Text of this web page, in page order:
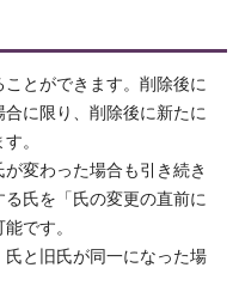
ことができます。削除後に
に限り、削除後に新たに
。
変わった場合も引き続き
氏を「氏の変更の直前に
です。
氏と旧氏が同一になった場